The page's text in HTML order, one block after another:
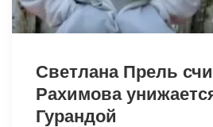
Светлана Прель
Рахимова
Гурандой